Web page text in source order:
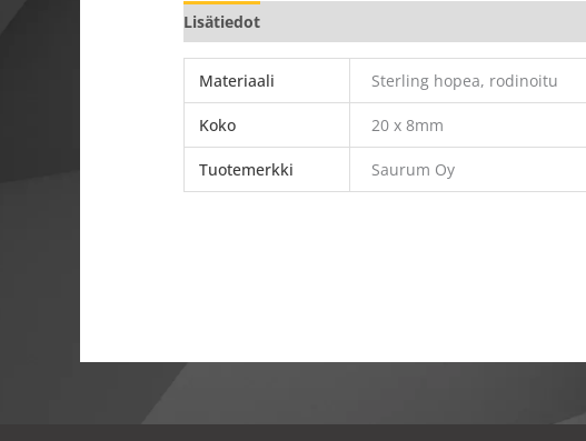
Lisätiedot
Materiaali Sterling hopea, rodinoitu
Koko 20 x 8mm
Tuotemerkki Saurum Oy